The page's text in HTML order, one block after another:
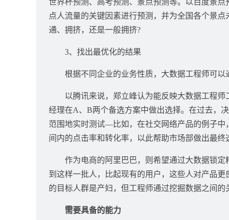
世界杯预测、高考预测、景点预测等。以百度景
点人流量的关键因素进行预测，并为全国各个景
通、拥挤，还是一般拥挤?
3、找出最优化的结果
根据不同企业的业务性质，大数据工程师可以
以腾讯来说，郑立峰认为能反映大数据工程师
经理在A、B两个备选方案中做出选择。在过去，
范围地实时测试—比如，在社交网络产品的例子
间内的点击率和转化率，以此帮助市场部做出最终
作为电商的阿里巴巴，则希望通过大数据锁定
到这样一批人，比起现有的用户，这些人对产品
的目标人群是产妇，但工程师通过挖掘数据之间
需要具备的能力